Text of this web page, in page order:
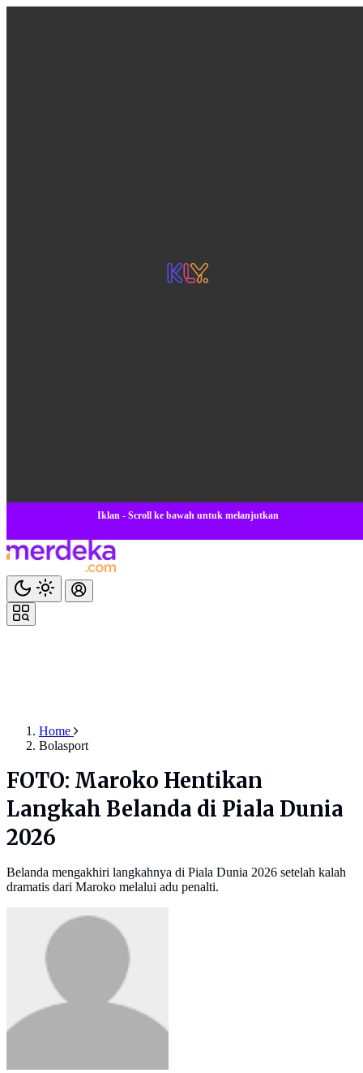
Iklan - Scroll ke bawah untuk melanjutkan
Home
Bolasport
FOTO: Maroko Hentikan
Langkah Belanda di Piala Dunia
2026
Belanda mengakhiri langkahnya di Piala Dunia 2026 setelah kalah
dramatis dari Maroko melalui adu penalti.